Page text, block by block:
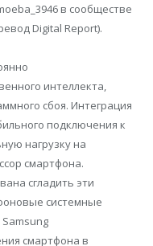
в сообществе
Digital Report).
интеллекта,
сбоя. Интеграция
подключения к
нагрузку на
смартфона.
сгладить эти
системные
смартфона в